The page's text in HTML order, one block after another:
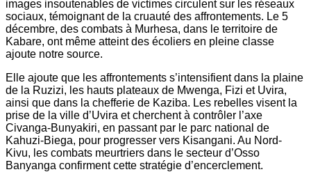
images insoutenables de victimes circulent sur les réseaux
sociaux, témoignant de la cruauté des affrontements. Le 5
décembre, des combats à Murhesa, dans le territoire de
Kabare, ont même atteint des écoliers en pleine classe
ajoute notre source.
Elle ajoute que les affrontements s’intensifient dans la plaine
de la Ruzizi, les hauts plateaux de Mwenga, Fizi et Uvira,
ainsi que dans la chefferie de Kaziba. Les rebelles visent la
prise de la ville d’Uvira et cherchent à contrôler l’axe
Civanga-Bunyakiri, en passant par le parc national de
Kahuzi-Biega, pour progresser vers Kisangani. Au Nord-
Kivu, les combats meurtriers dans le secteur d’Osso
Banyanga confirment cette stratégie d’encerclement.